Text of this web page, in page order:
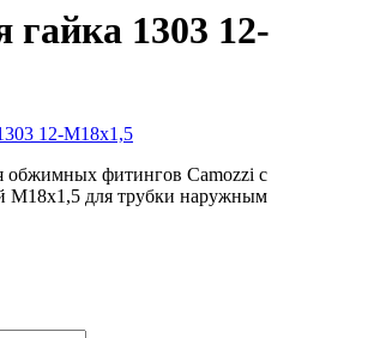
гайка 1303 12-
обжимных фитингов Camozzi с
M18x1,5 для трубки наружным